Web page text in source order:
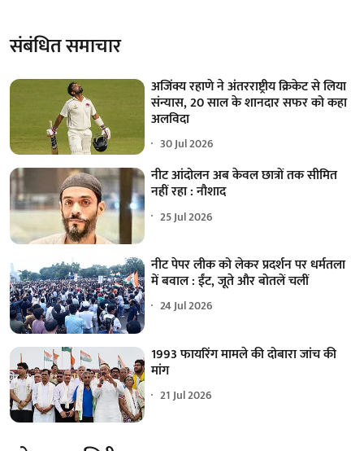
संबंधित समाचार
अजिंक्य रहाणे ने अंतरराष्ट्रीय क्रिकेट से लिया
संन्यास, 20 साल के शानदार सफर को कहा
अलविदा
30 Jul 2026
नीट आंदोलन अब केवल छात्रों तक सीमित
नहीं रहा : नौशाद
25 Jul 2026
नीट पेपर लीक को लेकर प्रदर्शन पर धर्मतला
में बवाल : ईंट, जूते और बोतलें चलीं
24 Jul 2026
1993 फायरिंग मामले की दोबारा जांच की
मांग
21 Jul 2026